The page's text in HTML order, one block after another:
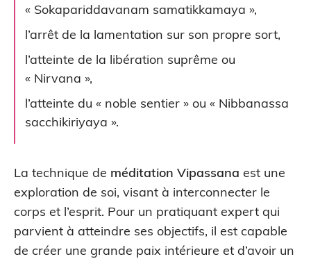
« Sokapariddavanam samatikkamaya »,
l’arrêt de la lamentation sur son propre sort,
l’atteinte de la libération suprême ou
« Nirvana »,
l’atteinte du « noble sentier » ou « Nibbanassa
sacchikiriyaya ».
La technique de méditation Vipassana est une
exploration de soi, visant à interconnecter le
corps et l’esprit. Pour un pratiquant expert qui
parvient à atteindre ses objectifs, il est capable
de créer une grande paix intérieure et d’avoir un